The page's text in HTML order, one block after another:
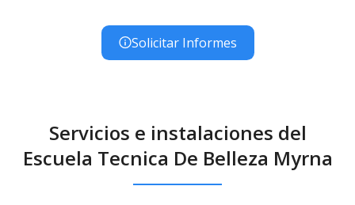
Solicitar Informes
Servicios e instalaciones del
Escuela Tecnica De Belleza Myrna